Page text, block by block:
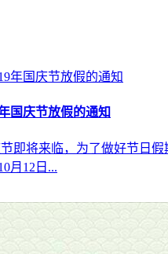
国庆节放假的通知
即将来临，为了做好节日
月12日...